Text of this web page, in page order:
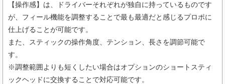
【操作感】は、ドライバーそれぞれが独自に持っているものです
が、フィール機能を調整することで最も最適だと感じるプロポに
仕上げることが可能です。
また、スティックの操作角度、テンション、長さを調節可能で
す。
※調整範囲よりも短くしたい場合はオプションのショートスティ
ックヘッドに交換することで対応可能です。